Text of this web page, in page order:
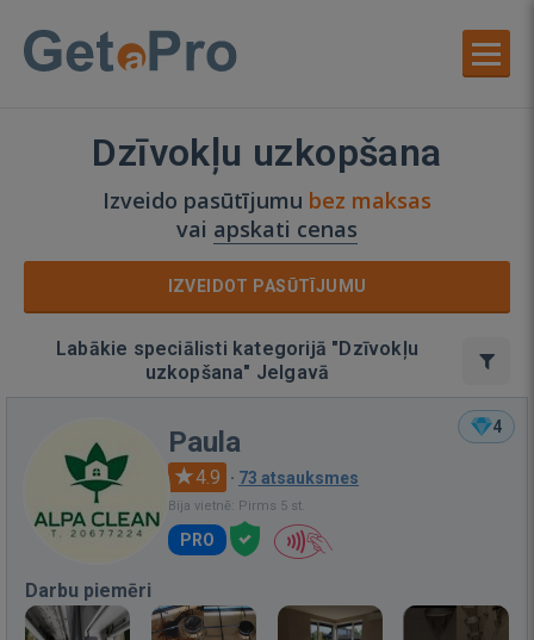
Dzīvokļu uzkopšana
Izveido pasūtījumu bez maksas
vai apskati cenas
IZVEIDOT PASŪTĪJUMU
Labākie speciālisti kategorijā "Dzīvokļu
uzkopšana" Jelgavā
4
Paula
4.9 · 73 atsauksmes
Bija vietnē: Pirms 5 st.
PRO
Darbu piemēri